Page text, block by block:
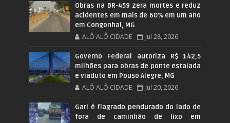
Obras na BR-459 zera mortes e reduz
acidentes em mais de 60% em um ano
em Congonhal, MG
ALÔ ALÔ CIDADE Jul 28, 2026
Governo Federal autoriza R$ 142,5
milhões para obras de ponte estaiada
e viaduto em Pouso Alegre, MG
ALÔ ALÔ CIDADE Jul 20, 2026
Gari é flagrado pendurado do lado de
fora de caminhão de lixo em